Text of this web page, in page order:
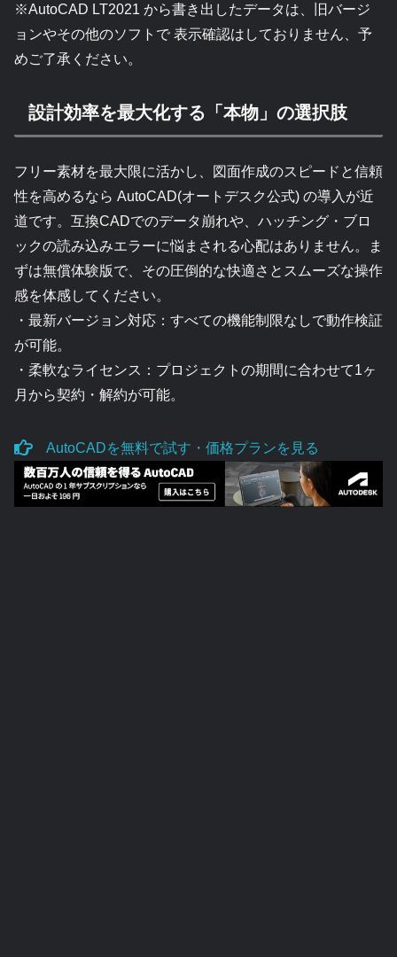
※AutoCAD LT2021 から書き出したデータは、旧バージ
ョンやその他のソフトで 表示確認はしておりません、予
めご了承ください。
設計効率を最大化する「本物」の選択肢
フリー素材を最大限に活かし、図面作成のスピードと信頼
性を高めるなら AutoCAD(オートデスク公式) の導入が近
道です。互換CADでのデータ崩れや、ハッチング・ブロ
ックの読み込みエラーに悩まされる心配はありません。ま
ずは無償体験版で、その圧倒的な快適さとスムーズな操作
感を体感してください。
・最新バージョン対応：すべての機能制限なしで動作検証
が可能。
・柔軟なライセンス：プロジェクトの期間に合わせて1ヶ
月から契約・解約が可能。
AutoCADを無料で試す・価格プランを見る